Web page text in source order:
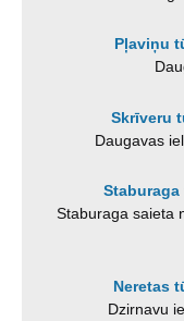
Pļaviņu
Skrīveru
Daugavas
Staburaga saieta
Neretas
Dzirnavu